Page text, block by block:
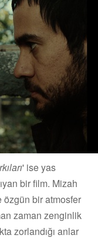
' ise yas
bir film. Mizah
bir atmosfer
zaman zenginlik
zorlandığı anlar